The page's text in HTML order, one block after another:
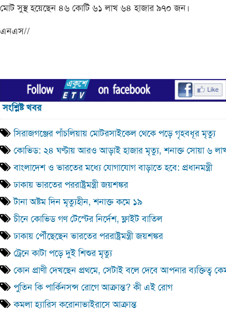
মোট সুস্থ হয়েছেন ৪৬ কোটি ৬১ লাখ ৬৪ হাজার ৯৭০ জন।
এনএস//
সংশ্লিষ্ট খবর
সিরাজগঞ্জের পাঁচলিয়ায় মোটরসাইকেল থেকে পড়ে গৃহবধূর মৃত্যু
কোভিড: ২৪ ঘণ্টায় আরও আড়াই হাজার মৃত্যু, শনাক্ত সোয়া ৬
বাংলাদেশ ও ভারতের মধ্যে যোগাযোগ বাড়াতে হবে: প্রধানমন্ত্রী
ঢাকায় ভারতের পররাষ্ট্রমন্ত্রী জয়শঙ্কর
টানা অষ্টম দিন মৃত্যুহীন, শনাক্ত কমে ১৯
চীনে কোভিড গণ টেস্টের নির্দেশ, ফ্লাইট বাতিল
ঢাকায় পৌঁছেছেন ভারতের পররাষ্ট্রমন্ত্রী জয়শঙ্কর
ট্রেনে কাটা পড়ে দুই শিশুর মৃত্যু
কোন প্রাণী দেখছেন প্রথমে, সেটাই বলে দেবে আপনার ব্যক্তিত্ব
পুতিন কি পার্কিনসন্স রোগে আক্রান্ত? কী এই রোগ
কমলা হ্যারিস করোনাভাইরাসে আক্রান্ত